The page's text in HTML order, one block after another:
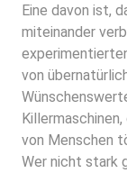
Eine davon ist,
miteinander
von
von Menschen
Wer nicht stark